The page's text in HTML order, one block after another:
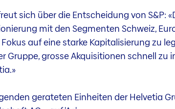
sich über die Entscheidung von S&P:
mit den Segmenten Schweiz,
auf eine starke Kapitalisierung zu
grosse Akquisitionen schnell zu
gerateten Einheiten der Helvetia